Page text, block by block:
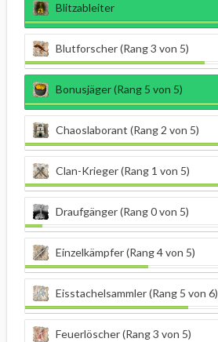
Blitzableiter
Blutforscher (Rang 3 von 5)
Bonusjäger (Rang 5 von 5)
Chaoslaborant (Rang 2 von 5)
Clan-Krieger (Rang 1 von 5)
Draufgänger (Rang 0 von 5)
Einzelkämpfer (Rang 4 von 5)
Eisstachelsammler (Rang 5 von 6)
Feuerlöscher (Rang 3 von 5)